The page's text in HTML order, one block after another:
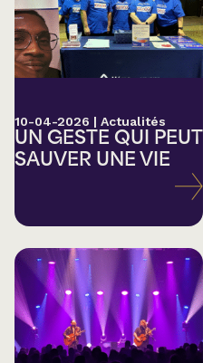
10-04-2026 | Actualités
UN GESTE QUI PEUT
SAUVER UNE VIE